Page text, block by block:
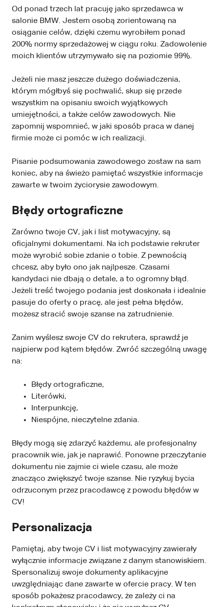
Od ponad trzech lat pracuję jako sprzedawca w
salonie BMW. Jestem osobą zorientowaną na
osiąganie celów, dzięki czemu wyrobiłem ponad
200% normy sprzedażowej w ciągu roku. Zadowolenie
moich klientów utrzymywało się na poziomie 99%.
Jeżeli nie masz jeszcze dużego doświadczenia,
którym mógłbyś się pochwalić, skup się przede
wszystkim na opisaniu swoich wyjątkowych
umiejętności, a także celów zawodowych. Nie
zapomnij wspomnieć, w jaki sposób praca w danej
firmie może ci pomóc w ich realizacji.
Pisanie podsumowania zawodowego zostaw na sam
koniec, aby na świeżo pamiętać wszystkie informacje
zawarte w twoim życiorysie zawodowym.
Błędy ortograficzne
Zarówno twoje CV, jak i list motywacyjny, są
oficjalnymi dokumentami. Na ich podstawie rekruter
może wyrobić sobie zdanie o tobie. Z pewnością
chcesz, aby było ono jak najlpesze. Czasami
kandydaci nie dbają o detale, a to ogromny błąd.
Jeżeli treść twojego podania jest doskonała i idealnie
pasuje do oferty o pracę, ale jest pełna błędów,
możesz stracić swoje szanse na zatrudnienie.
Zanim wyślesz swoje CV do rekrutera, sprawdź je
najpierw pod kątem błędów. Zwróć szczególną uwagę
na:
Błędy ortograficzne,
Literówki,
Interpunkcję,
Niespójne, nieczytelne zdania.
Błędy mogą się zdarzyć każdemu, ale profesjonalny
pracownik wie, jak je naprawić. Ponowne przeczytanie
dokumentu nie zajmie ci wiele czasu, ale może
znacząco zwiększyć twoje szanse. Nie ryzykuj bycia
odrzuconym przez pracodawcę z powodu błędów w
CV!
Personalizacja
Pamiętaj, aby twoje CV i list motywacyjny zawierały
wyłącznie informacje związane z danym stanowiskiem.
Spersonalizuj swoje dokumenty aplikacyjne
uwzględniając dane zawarte w ofercie pracy. W ten
sposób pokażesz pracodawcy, że zależy ci na